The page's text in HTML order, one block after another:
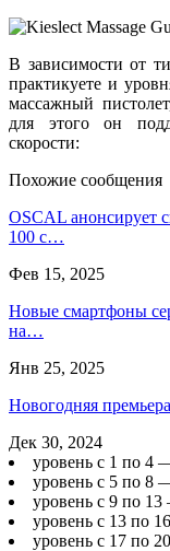
В зависимости от
практикуете и
массажный
для этого он
скорости:
Похожие сообщения
OSCAL анонсирует
100 с…
Фев 15, 2025
Новые смартфоны
на…
Янв 25, 2025
Новогодняя
Дек 30, 2024
уровень с 1 по 4
уровень с 5 по 8
уровень с 9 по
уровень с 13 по
уровень с 17 по